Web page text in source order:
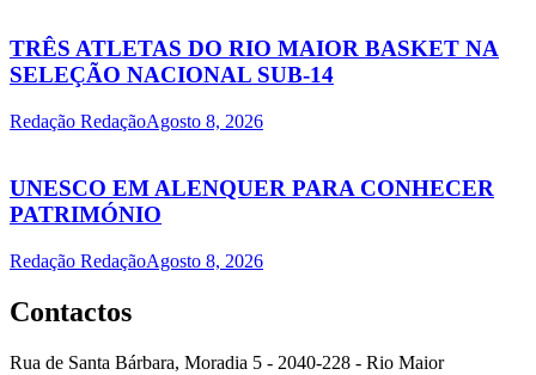
TRÊS ATLETAS DO RIO MAIOR BASKET NA
SELEÇÃO NACIONAL SUB-14
Redação RedaçãoAgosto 8, 2026
UNESCO EM ALENQUER PARA CONHECER
PATRIMÓNIO
Redação RedaçãoAgosto 8, 2026
Contactos
Rua de Santa Bárbara, Moradia 5 - 2040-228 - Rio Maior